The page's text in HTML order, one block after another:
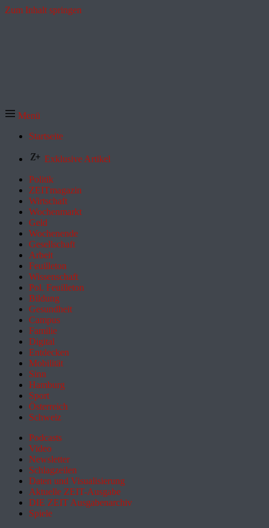
Zum Inhalt springen
Menü
Startseite
Exklusive Artikel
Politik
ZEITmagazin
Wirtschaft
Wochenmarkt
Geld
Wochenende
Gesellschaft
Arbeit
Feuilleton
Wissenschaft
Pol. Feuilleton
Bildung
Gesundheit
Campus
Familie
Digital
Entdecken
Mobilität
Sinn
Hamburg
Sport
Österreich
Schweiz
Podcasts
Video
Newsletter
Schlagzeilen
Daten und Visualisierung
Aktuelle ZEIT-Ausgabe
DIE ZEIT Ausgabenarchiv
Spiele